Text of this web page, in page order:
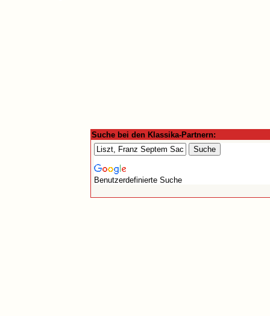
Suche bei den Klassika-Partnern:
Benutzerdefinierte Suche